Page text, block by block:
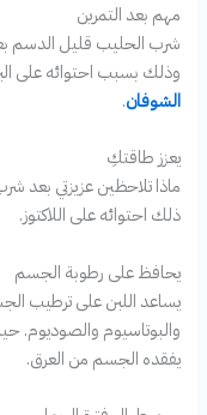
مهم بعد التمرين
شرب الحليب قليل الدسم
وذلك بسبب احتوائه على
الشوفان.
يعزز طاقتكِ
ماذا تلاحظين عزيزتي بعد
ذلك احتوائه على اللاكتوز.
يحافظ على رطوبة الجسم
يساعد اللبن على ترطيب
والبوتاسيوم والصوديوم.
يفقده الجسم من العرق.